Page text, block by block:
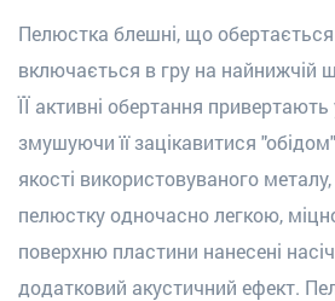
Пелюстка блешні, що
включається в гру на найнижчій
ЇЇ активні обертання
змушуючи її зацікавитися
якості використовуваного
пелюстку одночасно легкою,
поверхню пластини нанесені
додатковий акустичний ефект.